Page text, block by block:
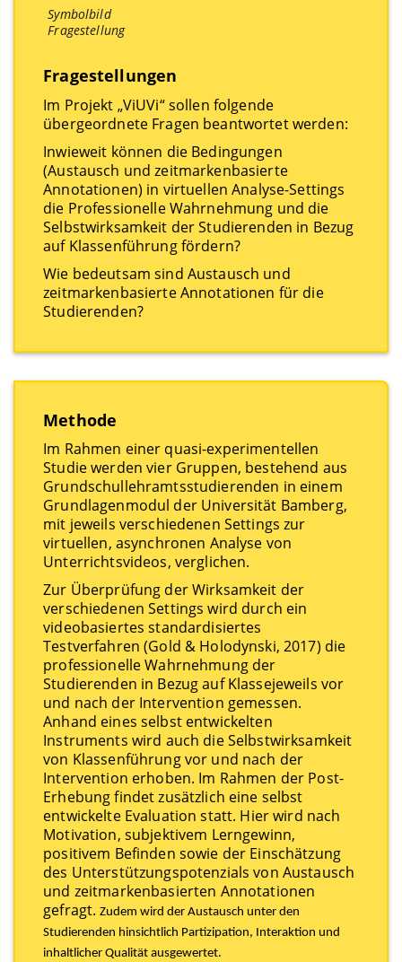
Symbolbild
Fragestellung
Fragestellungen
Im Projekt „ViUVi“ sollen folgende
übergeordnete Fragen beantwortet werden:
Inwieweit können die Bedingungen
(Austausch und zeitmarkenbasierte
Annotationen) in virtuellen Analyse-Settings
die Professionelle Wahrnehmung und die
Selbstwirksamkeit der Studierenden in Bezug
auf Klassenführung fördern?
Wie bedeutsam sind Austausch und
zeitmarkenbasierte Annotationen für die
Studierenden?
Methode
Im Rahmen einer quasi-experimentellen
Studie werden vier Gruppen, bestehend aus
Grundschullehramtsstudierenden in einem
Grundlagenmodul der Universität Bamberg,
mit jeweils verschiedenen Settings zur
virtuellen, asynchronen Analyse von
Unterrichtsvideos, verglichen.
Zur Überprüfung der Wirksamkeit der
verschiedenen Settings wird durch ein
videobasiertes standardisiertes
Testverfahren (Gold & Holodynski, 2017) die
professionelle Wahrnehmung der
Studierenden in Bezug auf Klassejeweils vor
und nach der Intervention gemessen.
Anhand eines selbst entwickelten
Instruments wird auch die Selbstwirksamkeit
von Klassenführung vor und nach der
Intervention erhoben. Im Rahmen der Post-
Erhebung findet zusätzlich eine selbst
entwickelte Evaluation statt. Hier wird nach
Motivation, subjektivem Lerngewinn,
positivem Befinden sowie der Einschätzung
des Unterstützungspotenzials von Austausch
und zeitmarkenbasierten Annotationen
gefragt.Zudem wird der Austausch unter den
Studierenden hinsichtlich Partizipation, Interaktion und
inhaltlicher Qualität ausgewertet.